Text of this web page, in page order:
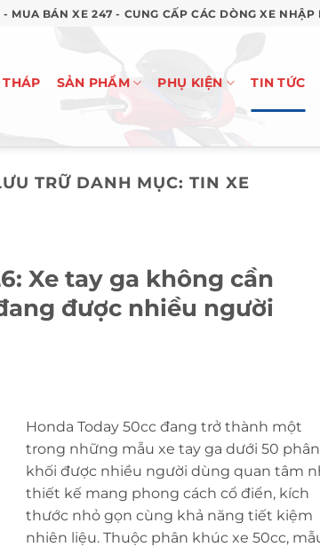
MUA BÁN XE 247 - CUNG CẤP CÁC DÒNG XE NHẬP
SẢN PHẨM PHỤ KIỆN TIN TỨC
TRỮ DANH MỤC:TIN XE
Xe tay ga không cần
được nhiều người
Honda Today 50cc đang trở thành một
trong những mẫu xe tay ga dưới 50 phân
khối được nhiều người dùng quan tâm
thiết kế mang phong cách cổ điển, kích
thước nhỏ gọn cùng khả năng tiết kiệm
nhiên liệu. Thuộc phân khúc xe 50cc,